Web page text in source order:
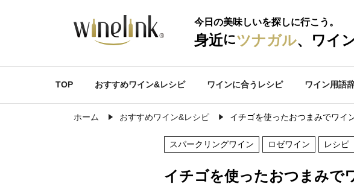
今日の美味しいを探しに行こう。
身近にツナガル、ワイ
TOP おすすめワイン&レシピ ワインに合うレシピ ワイン用語
ホーム おすすめワイン&レシピ イチゴを使ったおつまみでワイ
スパークリングワイン ロゼワイン レシピ
イチゴを使ったおつまみで